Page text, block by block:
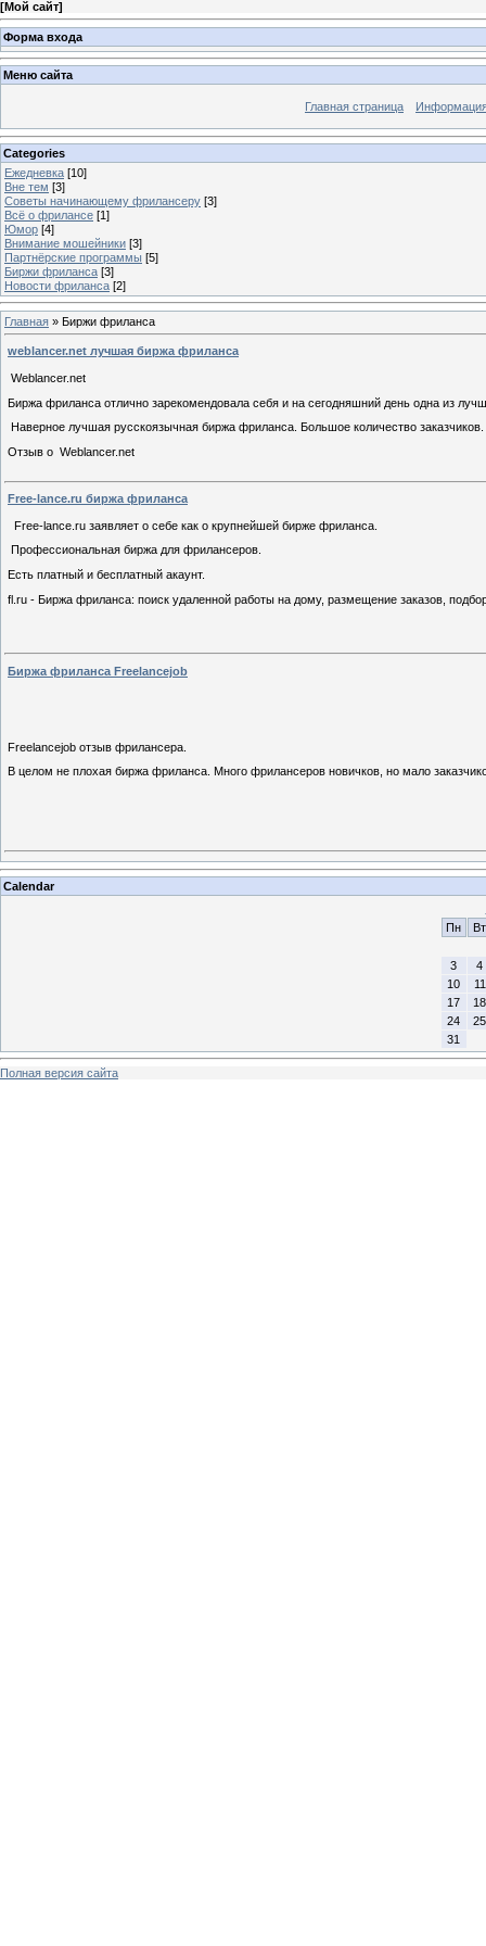
[Мой сайт]
Форма входа
Меню сайта
Главная страница
Categories
Ежедневка [10]
Вне тем [3]
Советы начинающему фрилансеру [3]
Всё о фрилансе [1]
Юмор [4]
Внимание мошейники [3]
Партнёрские программы [5]
Биржи фриланса [3]
Новости фриланса [2]
Главная » Биржи фриланса
weblancer.net лучшая биржа фриланса
Weblancer.net
Биржа фриланса отлично зарекомендовала себя и на сегодняшний день одна из
Наверное лучшая русскоязычная биржа фриланса. Большое количество
Отзыв о Weblancer.net
Free-lance.ru биржа фриланса
Free-lance.ru заявляет о себе как о крупнейшей бирже фриланса.
Профессиональная биржа для фрилансеров.
Есть платный и бесплатный акаунт.
fl.ru - Биржа фриланса: поиск удаленной работы на дому, размещение заказов,
Биржа фриланса Freelancejob
Freelancejob отзыв фрилансера.
В целом не плохая биржа фриланса. Много фрилансеров новичков, но мало
Calendar
Пн
Вт
3
4
10
11
17
18
24
25
31
Полная версия сайта